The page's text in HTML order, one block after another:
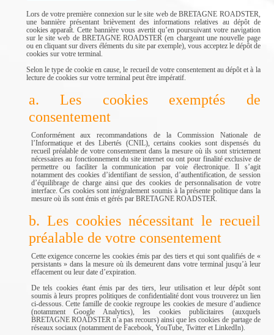
Lors de votre première connexion sur le site web de BRETAGNE ROADSTER,
une bannière présentant brièvement des informations relatives au dépôt de
cookies apparaît. Cette bannière vous avertit qu’en poursuivant votre navigation
sur le site web de BRETAGNE ROADSTER (en chargeant une nouvelle page
ou en cliquant sur divers éléments du site par exemple), vous acceptez le dépôt de
cookies sur votre terminal.
Selon le type de cookie en cause, le recueil de votre consentement au dépôt et à la
lecture de cookies sur votre terminal peut être impératif.
a. Les cookies exemptés de
consentement
Conformément aux recommandations de la Commission Nationale de
l’Informatique et des Libertés (CNIL), certains cookies sont dispensés du
recueil préalable de votre consentement dans la mesure où ils sont strictement
nécessaires au fonctionnement du site internet ou ont pour finalité exclusive de
permettre ou faciliter la communication par voie électronique. Il s’agit
notamment des cookies d’identifiant de session, d’authentification, de session
d’équilibrage de charge ainsi que des cookies de personnalisation de votre
interface. Ces cookies sont intégralement soumis à la présente politique dans la
mesure où ils sont émis et gérés par BRETAGNE ROADSTER.
b. Les cookies nécessitant le recueil
préalable de votre consentement
Cette exigence concerne les cookies émis par des tiers et qui sont qualifiés de «
persistants » dans la mesure où ils demeurent dans votre terminal jusqu’à leur
effacement ou leur date d’expiration.
De tels cookies étant émis par des tiers, leur utilisation et leur dépôt sont
soumis à leurs propres politiques de confidentialité dont vous trouverez un lien
ci-dessous. Cette famille de cookie regroupe les cookies de mesure d’audience
(notamment Google Analytics), les cookies publicitaires (auxquels
BRETAGNE ROADSTER n’a pas recours) ainsi que les cookies de partage de
réseaux sociaux (notamment de Facebook, YouTube, Twitter et LinkedIn).